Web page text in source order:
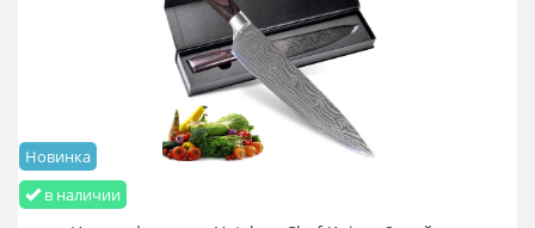
в наличии
Новинка